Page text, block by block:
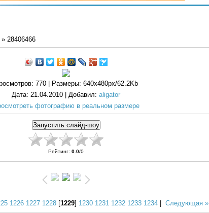
28406466
: 770 | Размеры: 640x480px/62.2Kb
Дата: 21.04.2010 | Добавил:aligator
фотографию в реальном размере
Рейтинг:0.0/0
1226 1227 1228 [1229] 1230 1231 1232 1233 1234 |Следующая »